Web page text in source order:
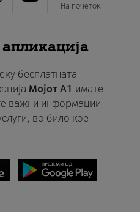
На почеток
бесплатната
Мојот A1 имате
важни информации
во било кое